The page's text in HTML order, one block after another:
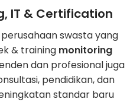
IT & Certification
perusahaan swasta yang
& training monitoring
dan profesional juga
pendidikan, dan
standar baru